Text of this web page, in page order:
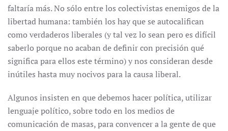
faltaría más. No sólo entre los colectivistas enemigos de la
libertad humana: también los hay que se autocalifican
como verdaderos liberales (y tal vez lo sean pero es difícil
saberlo porque no acaban de definir con precisión qué
significa para ellos este término) y nos consideran desde
inútiles hasta muy nocivos para la causa liberal.
Algunos insisten en que debemos hacer política, utilizar
lenguaje político, sobre todo en los medios de
comunicación de masas, para convencer a la gente de que